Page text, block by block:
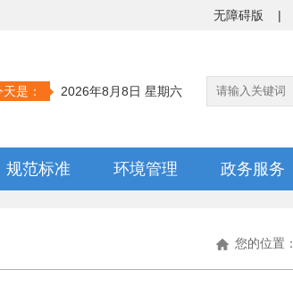
无障碍版 |
是： 2026年8月8日 星期六
规范标准 环境管理 政务服务
您的位置：